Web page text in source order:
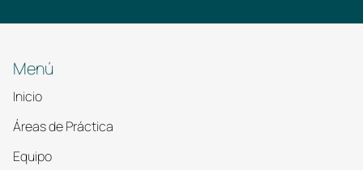
Menú
Inicio
Áreas de Práctica
Equipo